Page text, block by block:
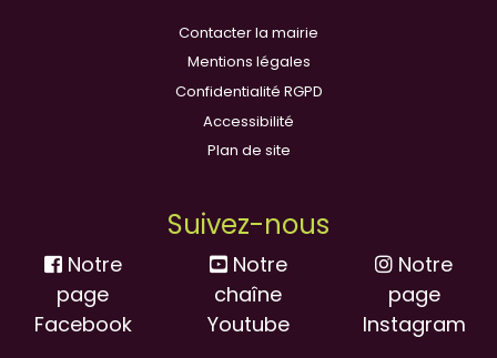
Contacter la mairie
Mentions légales
Confidentialité RGPD
Accessibilité
Plan de site
Suivez-nous
Notre
page
Facebook
Notre
chaîne
Youtube
Notre
page
Instagram